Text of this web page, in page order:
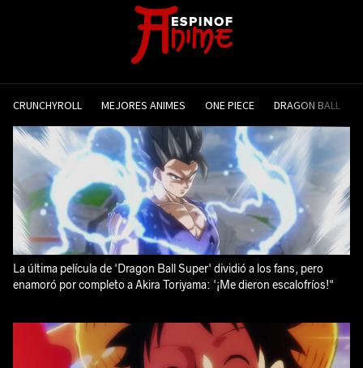
CRUNCHYROLL MEJORES ANIMES ONE PIECE DRAGON BALL
La última película de 'Dragon Ball Super' dividió a los fans, pero
enamoró por completo a Akira Toriyama: '¡Me dieron escalofríos!"